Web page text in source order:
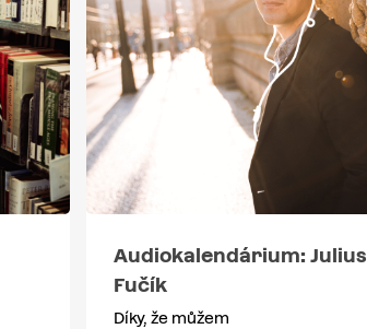
Audiokalendárium: Julius
Fučík
Díky, že můžem